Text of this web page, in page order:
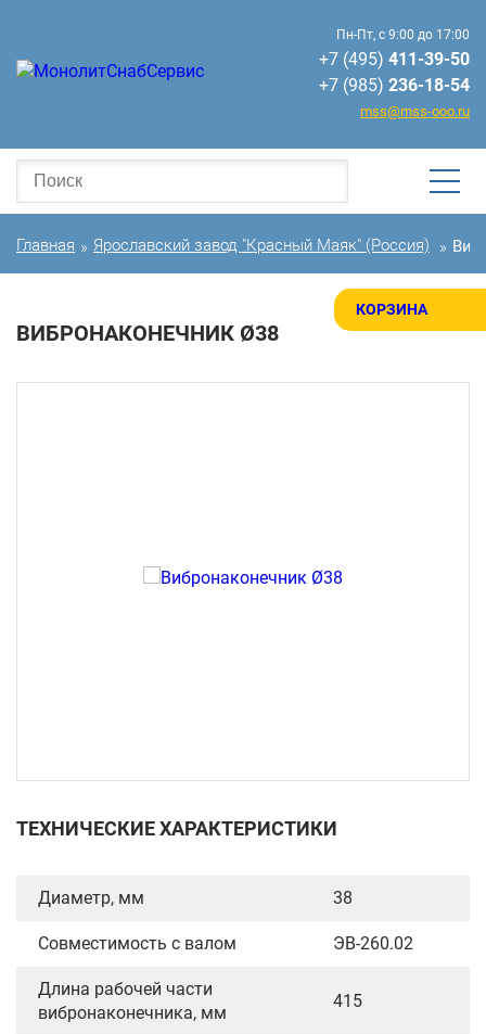
КОРЗИНА
Пн-Пт, с 9:00 до 17:00
+7 (495) 411-39-50
+7 (985) 236-18-54
mss@mss-ooo.ru
Главная » Ярославский завод "Красный Маяк" (Россия) »
ВИБРОНАКОНЕЧНИК Ø38
ТЕХНИЧЕСКИЕ ХАРАКТЕРИСТИКИ
Диаметр, мм 38
Совместимость с валом ЭВ-260.02
Длина рабочей части
вибронаконечника, мм
415